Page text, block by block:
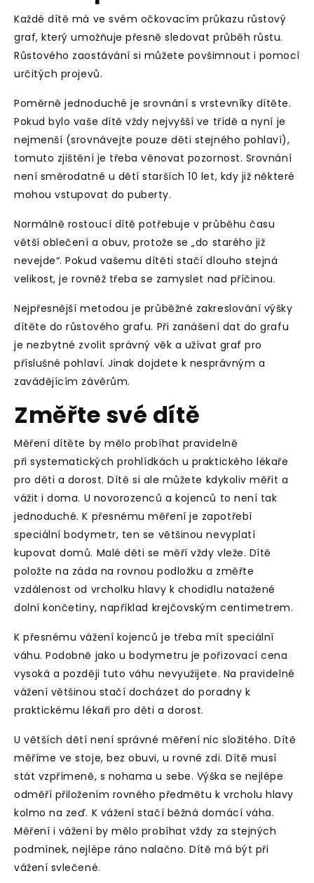
Každé dítě má ve svém očkovacím průkazu růstový
graf, který umožňuje přesně sledovat průběh růstu.
Růstového zaostávání si můžete povšimnout i pomocí
určitých projevů.
Poměrně jednoduché je srovnání s vrstevníky dítěte.
Pokud bylo vaše dítě vždy nejvyšší ve třídě a nyní je
nejmenší (srovnávejte pouze děti stejného pohlaví),
tomuto zjištění je třeba věnovat pozornost. Srovnání
není směrodatné u dětí starších 10 let, kdy již některé
mohou vstupovat do puberty.
Normálně rostoucí dítě potřebuje v průběhu času
větší oblečení a obuv, protože se „do starého již
nevejde“. Pokud vašemu dítěti stačí dlouho stejná
velikost, je rovněž třeba se zamyslet nad příčinou.
Nejpřesnější metodou je průběžné zakreslování výšky
dítěte do růstového grafu. Při zanášení dat do grafu
je nezbytné zvolit správný věk a užívat graf pro
příslušné pohlaví. Jinak dojdete k nesprávným a
zavádějícím závěrům.
Změřte své dítě
Měření dítěte by mělo probíhat pravidelně
přisystematických prohlídkách u praktického lékaře
pro děti a dorost. Dítě si ale můžete kdykoliv měřit a
vážit i doma. U novorozenců a kojenců to není tak
jednoduché. K přesnému měření je zapotřebí
speciální bodymetr, ten se většinou nevyplatí
kupovat domů. Malé děti se měří vždy vleže. Dítě
položte na záda na rovnou podložku a změřte
vzdálenost od vrcholku hlavy k chodidlu natažené
dolní končetiny, například krejčovským centimetrem.
K přesnému vážení kojenců je třeba mít speciální
váhu. Podobně jako u bodymetru je pořizovací cena
vysoká a později tuto váhu nevyužijete. Na pravidelné
vážení většinou stačí docházet do poradny k
praktickému lékaři pro děti a dorost.
U větších dětí není správné měření nic složitého. Dítě
měříme ve stoje, bez obuvi, u rovné zdi. Dítě musí
stát vzpřímeně, s nohama u sebe. Výška se nejlépe
odměří přiložením rovného předmětu k vrcholu hlavy
kolmo na zeď. K vážení stačí běžná domácí váha.
Měření i vážení by mělo probíhat vždy za stejných
podmínek, nejlépe ráno nalačno. Dítě má být při
vážení svlečené.